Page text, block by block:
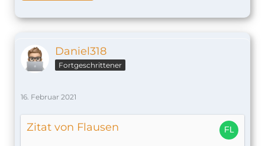
Daniel318
Fortgeschrittener
16. Februar 2021
Zitat von Flausen